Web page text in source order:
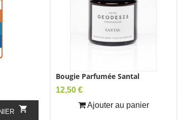

Bougie Parfumée Santal
Prix
12,50 €
Ajouter au panier